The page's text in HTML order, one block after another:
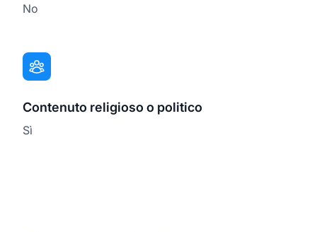
No
Contenuto religioso o politico
Sì